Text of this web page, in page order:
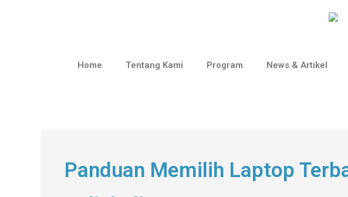
Home Tentang Kami Program News & Artikel
Panduan Memilih Laptop